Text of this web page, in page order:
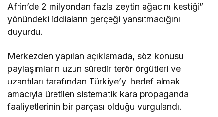
Afrin’de 2 milyondan fazla zeytin ağacını kestiği”
yönündeki iddiaların gerçeği yansıtmadığını
duyurdu.
Merkezden yapılan açıklamada, söz konusu
paylaşımların uzun süredir terör örgütleri ve
uzantıları tarafından Türkiye’yi hedef almak
amacıyla üretilen sistematik kara propaganda
faaliyetlerinin bir parçası olduğu vurgulandı.